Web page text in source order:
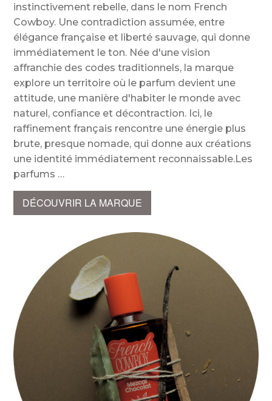
instinctivement rebelle, dans le nom French
Cowboy. Une contradiction assumée, entre
élégance française et liberté sauvage, qui donne
immédiatement le ton. Née d'une vision
affranchie des codes traditionnels, la marque
explore un territoire où le parfum devient une
attitude, une manière d'habiter le monde avec
naturel, confiance et décontraction. Ici, le
raffinement français rencontre une énergie plus
brute, presque nomade, qui donne aux créations
une identité immédiatement reconnaissable.Les
parfums
DÉCOUVRIR LA MARQUE